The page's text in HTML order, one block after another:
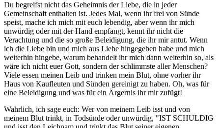
Du begreifst nicht das Geheimnis der Liebe, die in jeder
Gemeinschaft enthalten ist. Jedes Mal, wenn ihr frei von Sünde
speist, mache ich mich mit euch lebendig, aber wenn ihr mich
unwürdig oder mit der Hand empfangt, kennt ihr nicht die
Verachtung und die so große Beleidigung, die ihr mir antut. Wenn
ich die Liebe bin und mich aus Liebe hingegeben habe und mich
weiterhin hingebe, warum behandelt ihr mich dann weiterhin so, als
wäre ich nicht euer Gott, sondern der schlimmste aller Menschen?
Viele essen meinen Leib und trinken mein Blut, ohne vorher ihr
Haus von Kaufleuten und Sünden gereinigt zu haben. Oh, was für
eine Beleidigung und was für ein Ärgernis ihr mir zufügt!
Wahrlich, ich sage euch: Wer von meinem Leib isst und von
meinem Blut trinkt, in Todsünde oder unwürdig, "IST SCHULDIG